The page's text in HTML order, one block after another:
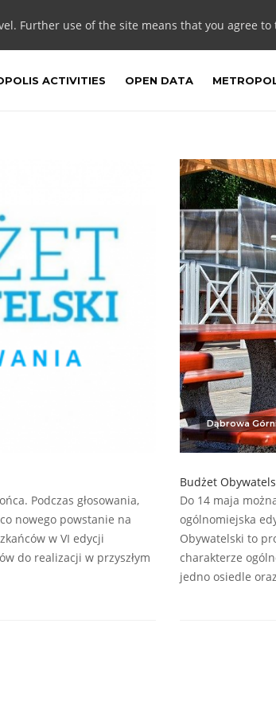
Further use of the site means that you agree to
ACTIVITIES OPEN DATA
Podczas głosowania,
nowego powstanie na
w VI edycji
do realizacji w przyszłym
Dąbrowa
Budżet
Do 14 maja
ogólnomiejska
Obywatelski to
charakterze
jedno osiedle